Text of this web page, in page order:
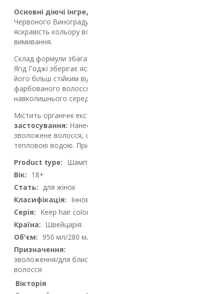
Основні діючі інгредієнти:
Червоного Винограду/ (Vitis Vinifera (Grape) Leaf Exract)
яскравість кольору волосся довше, роблячи його стійкішим
вимивання.
Склад формули збагачений органічними екстрактами
Ягід Годжі зберігає яскравість кольору волосся довше,
його більш стійким від вимивання, сприяючи захисту
фарбованого волосся від впливу шкідливих факторів
навколишнього середовища.
Містить органічні екстракти Малини та Ягід Годжі.
застосування: Нанести незначну кількість шампуню на
зволожене волосся, спінити, після чого ретельно змити
тепловою водою. При необхідності повторити процедуру.
Product type: Шампунь для волосся
Вік: 18+
Стать: для жінок
Класифікація: Інноваційний догляд
Серія: Keep hair color
Країна: Швейцарія
Об'єм: 950 мл/280 мл
Призначення:
зволоження/для блиску/захист кольору/для фарбованого
волосся
Вiкторiя